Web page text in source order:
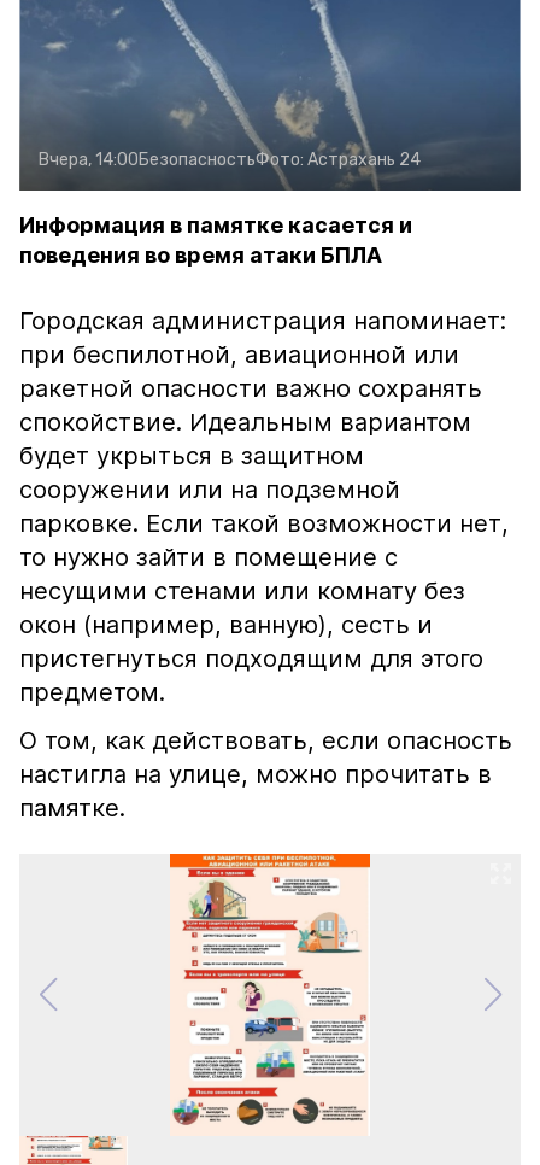
Вчера, 14:00БезопасностьФото: Астрахань 24
Информация в памятке касается и
поведения во время атаки БПЛА
Городская администрация напоминает:
при беспилотной, авиационной или
ракетной опасности важно сохранять
спокойствие. Идеальным вариантом
будет укрыться в защитном
сооружении или на подземной
парковке. Если такой возможности нет,
то нужно зайти в помещение с
несущими стенами или комнату без
окон (например, ванную), сесть и
пристегнуться подходящим для этого
предметом.
О том, как действовать, если опасность
настигла на улице, можно прочитать в
памятке.